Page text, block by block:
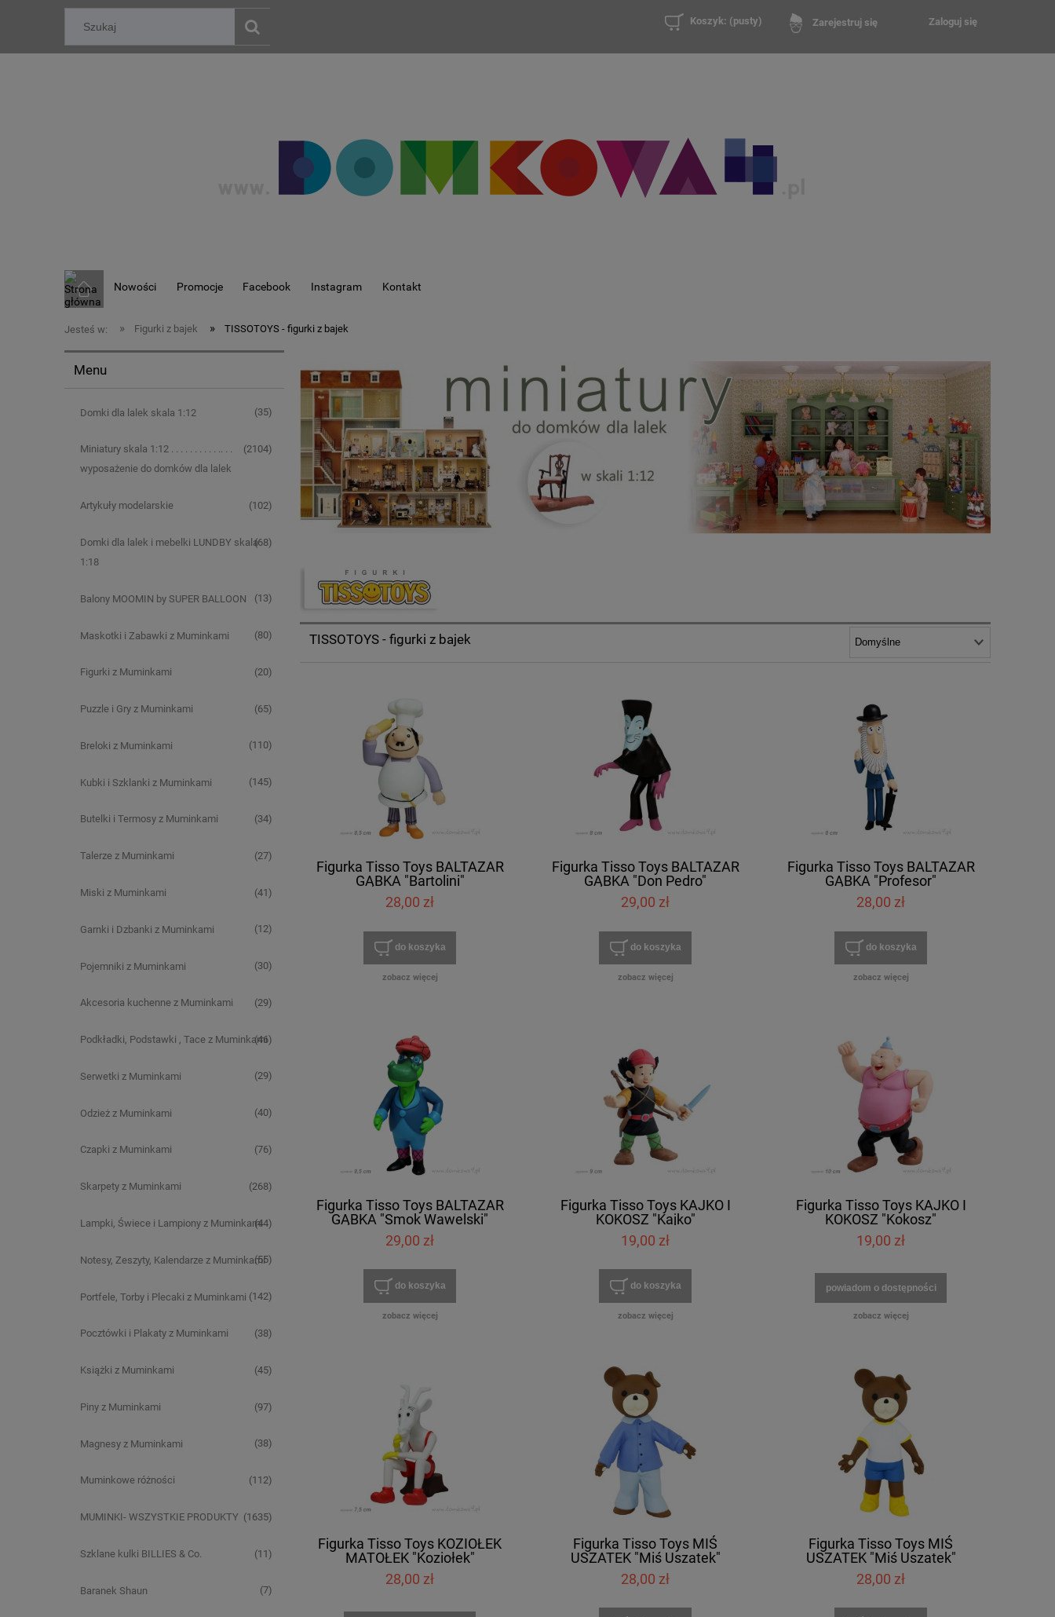
Zarejestruj się Zaloguj się
Koszyk: (pusty)
Nowości Promocje Facebook Instagram Kontakt
Jesteś w: » Figurki z bajek » TISSOTOYS - figurki z bajek
Menu
Domki dla lalek skala 1:12 (35)
Miniatury skala 1:12 . . . . . . . . . . .. . .
wyposażenie do domków dla lalek
(2104)
Artykuły modelarskie (102)
Domki dla lalek i mebelki LUNDBY skala
1:18
(68)
Balony MOOMIN by SUPER BALLOON (13)
Maskotki i Zabawki z Muminkami (80)
Figurki z Muminkami (20)
Puzzle i Gry z Muminkami (65)
Breloki z Muminkami (110)
Kubki i Szklanki z Muminkami (145)
Butelki i Termosy z Muminkami (34)
Talerze z Muminkami (27)
Miski z Muminkami (41)
Garnki i Dzbanki z Muminkami (12)
Pojemniki z Muminkami (30)
Akcesoria kuchenne z Muminkami (29)
Podkładki, Podstawki , Tace z Muminkami
(46)
Serwetki z Muminkami (29)
Odzież z Muminkami (40)
Czapki z Muminkami (76)
Skarpety z Muminkami (268)
Lampki, Świece i Lampiony z Muminkami(44)
Notesy, Zeszyty, Kalendarze z Muminkami(55)
Portfele, Torby i Plecaki z Muminkami (142)
Pocztówki i Plakaty z Muminkami (38)
Książki z Muminkami (45)
Piny z Muminkami (97)
Magnesy z Muminkami (38)
Muminkowe różności (112)
MUMINKI- WSZYSTKIE PRODUKTY (1635)
Szklane kulki BILLIES & Co. (11)
Baranek Shaun (7)
TISSOTOYS - figurki z bajek
Figurka Tisso Toys BALTAZAR
GĄBKA "Bartolini"
28,00 zł
do koszyka
zobacz więcej
Figurka Tisso Toys BALTAZAR
GĄBKA "Don Pedro"
29,00 zł
do koszyka
zobacz więcej
Figurka Tisso Toys BALTAZAR
GĄBKA "Profesor"
28,00 zł
do koszyka
zobacz więcej
Figurka Tisso Toys BALTAZAR
GĄBKA "Smok Wawelski"
29,00 zł
do koszyka
zobacz więcej
Figurka Tisso Toys KAJKO I
KOKOSZ "Kajko"
19,00 zł
do koszyka
zobacz więcej
Figurka Tisso Toys KAJKO I
KOKOSZ "Kokosz"
19,00 zł
powiadom o dostępności
zobacz więcej
Figurka Tisso Toys KOZIOŁEK
MATOŁEK "Koziołek"
28,00 zł
Figurka Tisso Toys MIŚ
USZATEK "Miś Uszatek"
28,00 zł
Figurka Tisso Toys MIŚ
USZATEK "Miś Uszatek"
28,00 zł